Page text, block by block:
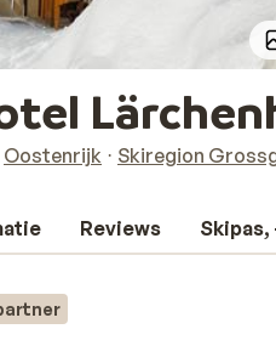
Oostenrijk Skiregion
Reviews Skipas,